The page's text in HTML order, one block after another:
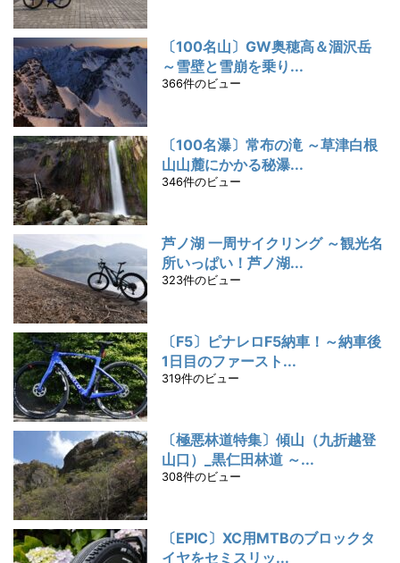
〔100名山〕GW奥穂高＆涸沢岳
～雪壁と雪崩を乗り...
366件のビュー
〔100名瀑〕常布の滝 ～草津白根
山山麓にかかる秘瀑...
346件のビュー
芦ノ湖 一周サイクリング ～観光名
所いっぱい！芦ノ湖...
323件のビュー
〔F5〕ピナレロF5納車！～納車後
1日目のファースト...
319件のビュー
〔極悪林道特集〕傾山（九折越登
山口）_黒仁田林道 ～...
308件のビュー
〔EPIC〕XC用MTBのブロックタ
イヤをセミスリッ...